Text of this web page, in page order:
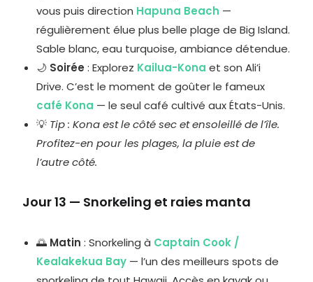
vous puis direction Hapuna Beach —
régulièrement élue plus belle plage de Big Island.
Sable blanc, eau turquoise, ambiance détendue.
🌙 Soirée : Explorez Kailua-Kona et son Ali’i
Drive. C’est le moment de goûter le fameux
café Kona — le seul café cultivé aux États-Unis.
💡 Tip : Kona est le côté sec et ensoleillé de l’île.
Profitez-en pour les plages, la pluie est de
l’autre côté.
Jour 13 — Snorkeling et raies manta
🌅 Matin : Snorkeling à Captain Cook /
Kealakekua Bay — l’un des meilleurs spots de